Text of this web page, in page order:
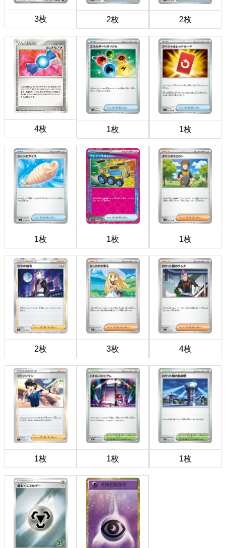
3枚 2枚 2枚
4枚 1枚 1枚
1枚 1枚 1枚
2枚 3枚 4枚
1枚 1枚 1枚